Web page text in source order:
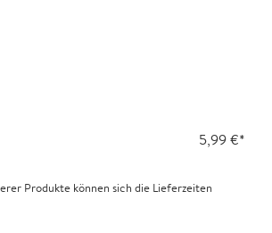
5,99 €*
Produkte können sich die Lieferzeiten